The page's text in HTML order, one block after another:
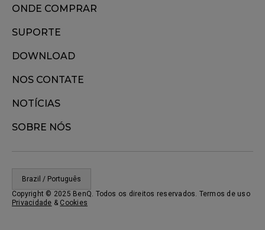
ONDE COMPRAR
SUPORTE
DOWNLOAD
NOS CONTATE
NOTÍCIAS
SOBRE NÓS
Brazil / Português
Copyright © 2025 BenQ. Todos os direitos reservados. Termos de uso
Privacidade & Cookies